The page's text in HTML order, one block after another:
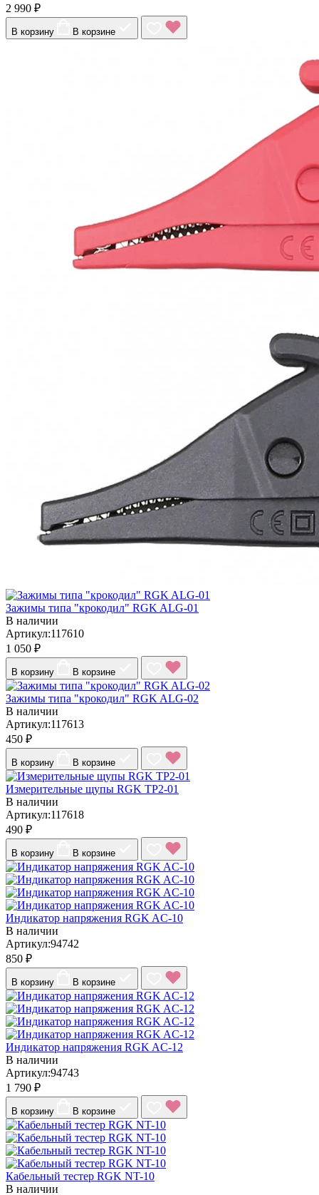
2 990 ₽
В корзину В корзине
Зажимы типа "крокодил" RGK ALG-01
В наличии
Артикул:117610
1 050 ₽
В корзину В корзине
Зажимы типа "крокодил" RGK ALG-02
В наличии
Артикул:117613
450 ₽
В корзину В корзине
Измерительные щупы RGK TP2-01
В наличии
Артикул:117618
490 ₽
В корзину В корзине
Индикатор напряжения RGK AC-10
В наличии
Артикул:94742
850 ₽
В корзину В корзине
Индикатор напряжения RGK AC-12
В наличии
Артикул:94743
1 790 ₽
В корзину В корзине
Кабельный тестер RGK NT-10
В наличии